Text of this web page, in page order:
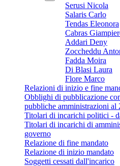
Serusi Nicola
Salaris Carlo
Tendas Eleonora
Cabras
Addari Deny
Zoccheddu
Fadda Moira
Di Blasi Laura
Flore Marco
Relazioni di inizio e fine
Obblighi di pubblicazione
pubbliche amministrazioni al
Titolari di incarichi politici -
Titolari di incarichi di
governo
Relazione di fine mandato
Relazione di inizio mandato
Soggetti cessati dall'incarico